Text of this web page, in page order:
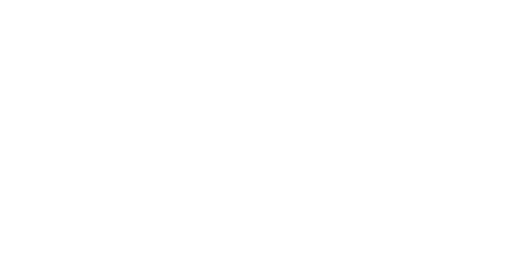
morgen war es soweit. Unser Umzug von James & Mac ins Blue Water Dive Resort ist abgeschlossen und die erste Tauchausfahrt von
üblichen Begrüßung den Hafen und steuerten hinaus aufs Rote Meer zum ersten Tauchplatz des Tages.
Giftun Azur Resorts aufgrund der allgemeinen Buchungssituation und die Bündelung der Buchungen ins Arabia Azur Resort. Dieses ist
Aber natürlich werden wir ins James & Mac Diving Center zurückkehren, wenn sich die Buchungszahlen wieder stabilisieren und das